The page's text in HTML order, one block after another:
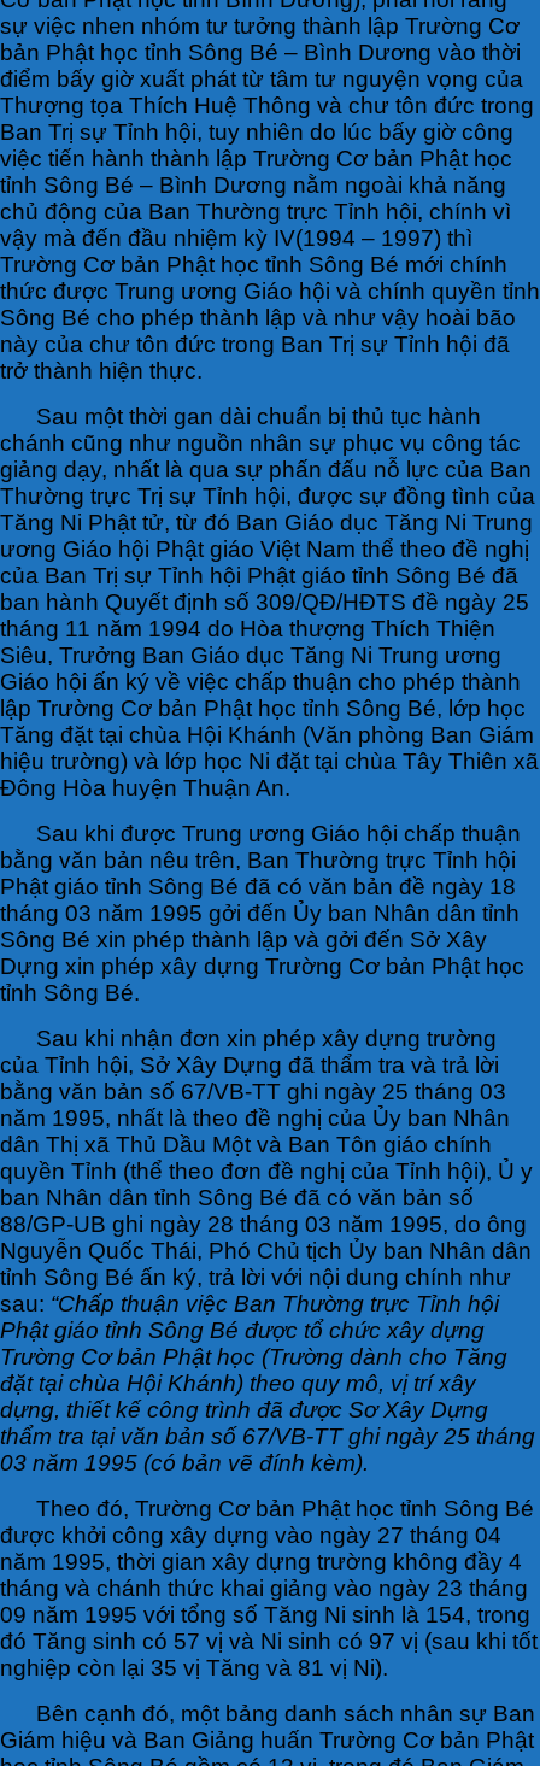
sự việc nhen nhóm tư tưởng thành lập Trường Cơ
bản Phật học tỉnh Sông Bé – Bình Dương vào thời
điểm bấy giờ xuất phát từ tâm tư nguyện vọng của
Thượng tọa Thích Huệ Thông và chư tôn đức trong
Ban Trị sự Tỉnh hội, tuy nhiên do lúc bấy giờ công
việc tiến hành thành lập Trường Cơ bản Phật học
tỉnh Sông Bé – Bình Dương nằm ngoài khả năng
chủ động của Ban Thường trực Tỉnh hội, chính vì
vậy mà đến đầu nhiệm kỳ IV(1994 – 1997) thì
Trường Cơ bản Phật học tỉnh Sông Bé mới chính
thức được Trung ương Giáo hội và chính quyền tỉnh
Sông Bé cho phép thành lập và như vậy hoài bão
này của chư tôn đức trong Ban Trị sự Tỉnh hội đã
trở thành hiện thực.
Sau một thời gan dài chuẩn bị thủ tục hành
chánh cũng như nguồn nhân sự phục vụ công tác
giảng dạy, nhất là qua sự phấn đấu nỗ lực của Ban
Thường trực Trị sự Tỉnh hội, được sự đồng tình của
Tăng Ni Phật tử, từ đó Ban Giáo dục Tăng Ni Trung
ương Giáo hội Phật giáo Việt Nam thể theo đề nghị
của Ban Trị sự Tỉnh hội Phật giáo tỉnh Sông Bé đã
ban hành Quyết định số 309/QĐ/HĐTS đề ngày 25
tháng 11 năm 1994 do Hòa thượng Thích Thiện
Siêu, Trưởng Ban Giáo dục Tăng Ni Trung ương
Giáo hội ấn ký về việc chấp thuận cho phép thành
lập Trường Cơ bản Phật học tỉnh Sông Bé, lớp học
Tăng đặt tại chùa Hội Khánh (Văn phòng Ban Giám
hiệu trường) và lớp học Ni đặt tại chùa Tây Thiên xã
Đông Hòa huyện Thuận An.
Sau khi được Trung ương Giáo hội chấp thuận
bằng văn bản nêu trên, Ban Thường trực Tỉnh hội
Phật giáo tỉnh Sông Bé đã có văn bản đề ngày 18
tháng 03 năm 1995 gởi đến Ủy ban Nhân dân tỉnh
Sông Bé xin phép thành lập và gởi đến Sở Xây
Dựng xin phép xây dựng Trường Cơ bản Phật học
tỉnh Sông Bé.
Sau khi nhận đơn xin phép xây dựng trường
của Tỉnh hội, Sở Xây Dựng đã thẩm tra và trả lời
bằng văn bản số 67/VB-TT ghi ngày 25 tháng 03
năm 1995, nhất là theo đề nghị của Ủy ban Nhân
dân Thị xã Thủ Dầu Một và Ban Tôn giáo chính
quyền Tỉnh (thể theo đơn đề nghị của Tỉnh hội), Ủ y
ban Nhân dân tỉnh Sông Bé đã có văn bản số
88/GP-UB ghi ngày 28 tháng 03 năm 1995, do ông
Nguyễn Quốc Thái, Phó Chủ tịch Ủy ban Nhân dân
tỉnh Sông Bé ấn ký, trả lời với nội dung chính như
sau: “Chấp thuận việc Ban Thường trực Tỉnh hội
Phật giáo tỉnh Sông Bé được tổ chức xây dựng
Trường Cơ bản Phật học (Trường dành cho Tăng
đặt tại chùa Hội Khánh) theo quy mô, vị trí xây
dựng, thiết kế công trình đã được Sơ Xây Dựng
thẩm tra tại văn bản số 67/VB-TT ghi ngày 25 tháng
03 năm 1995 (có bản vẽ đính kèm).
Theo đó, Trường Cơ bản Phật học tỉnh Sông Bé
được khởi công xây dựng vào ngày 27 tháng 04
năm 1995, thời gian xây dựng trường không đầy 4
tháng và chánh thức khai giảng vào ngày 23 tháng
09 năm 1995 với tổng số Tăng Ni sinh là 154, trong
đó Tăng sinh có 57 vị và Ni sinh có 97 vị (sau khi tốt
nghiệp còn lại 35 vị Tăng và 81 vị Ni).
Bên cạnh đó, một bảng danh sách nhân sự Ban
Giám hiệu và Ban Giảng huấn Trường Cơ bản Phật